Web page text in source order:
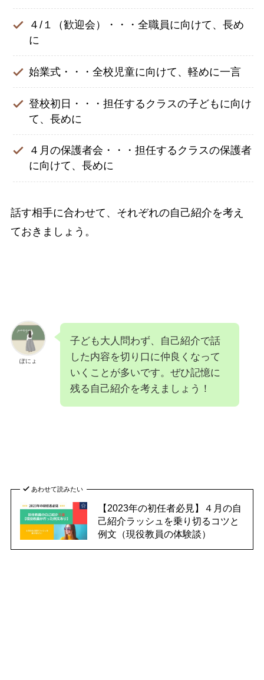
４/１（歓迎会）・・・全職員に向けて、長め
に
始業式・・・全校児童に向けて、軽めに一言
登校初日・・・担任するクラスの子どもに向け
て、長めに
４月の保護者会・・・担任するクラスの保護者
に向けて、長めに
話す相手に合わせて、それぞれの自己紹介を考え
ておきましょう。
ぽにょ
子ども大人問わず、自己紹介で話
した内容を切り口に仲良くなって
いくことが多いです。ぜひ記憶に
残る自己紹介を考えましょう！
あわせて読みたい
【2023年の初任者必見】４月の自
己紹介ラッシュを乗り切るコツと
例文（現役教員の体験談）